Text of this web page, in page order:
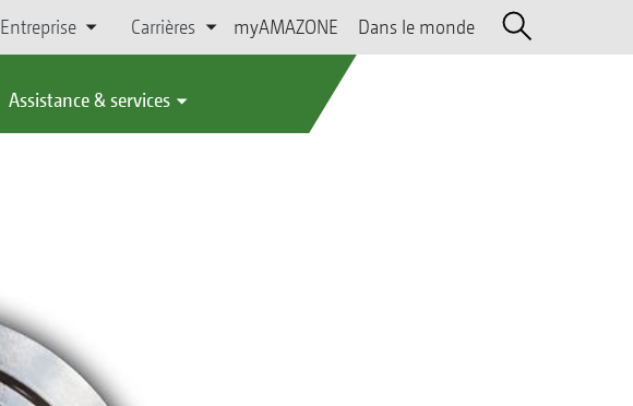
Entreprise Carrières myAMAZONE Dans le monde
Assistance & services